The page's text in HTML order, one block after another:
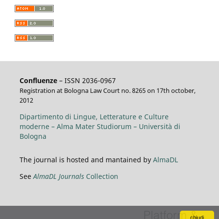
chiudi
Confluenze– ISSN 2036-0967
Registration at Bologna Law Court no. 8265 on 17th october,
2012
Dipartimento di Lingue, Letterature e Culture
moderne – Alma Mater Studiorum – Università di
Bologna
The journal is hosted and mantained by AlmaDL
SeeAlmaDL JournalsCollection